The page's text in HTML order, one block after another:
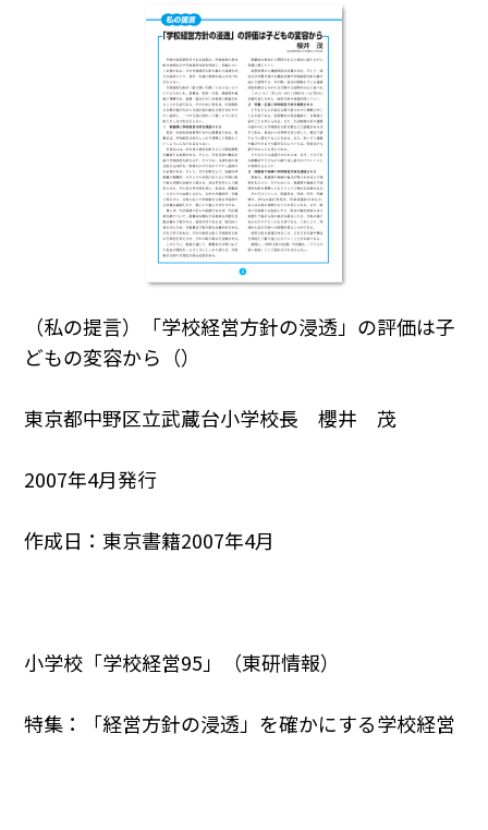
（私の提言）「学校経営方針の浸透」の評価は子
どもの変容から（）
東京都中野区立武蔵台小学校長 櫻井 茂
2007年4月発行
作成日：東京書籍2007年4月
小学校「学校経営95」（東研情報）
特集：「経営方針の浸透」を確かにする学校経営